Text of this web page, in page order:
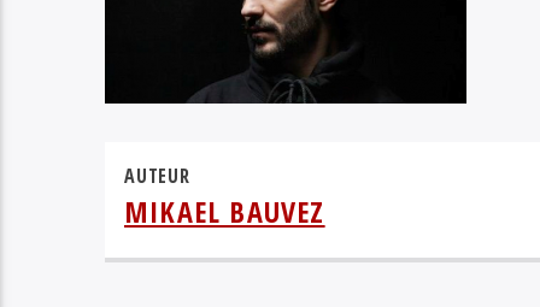
AUTEUR
MIKAEL BAUVEZ